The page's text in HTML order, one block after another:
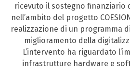
ricevuto il sostegno finanziario
nell’ambito del progetto
realizzazione di un programma
miglioramento della
L’intervento ha riguardato
infrastrutture hardware e